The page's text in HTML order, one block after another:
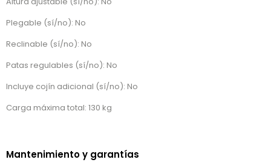
Plegable (sí/no): No
Reclinable (sí/no): No
Patas regulables (sí/no): No
Incluye cojín adicional (sí/no): No
Carga máxima total: 130 kg
Mantenimiento y garantías